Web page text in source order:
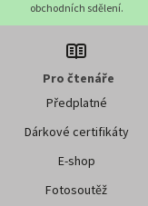
obchodních sdělení.
Pro čtenáře
Předplatné
Dárkové certifikáty
E-shop
Fotosoutěž